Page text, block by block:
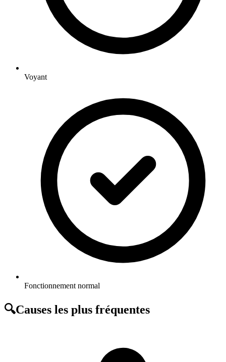
Voyant
Fonctionnement normal
🔍Causes les plus fréquentes